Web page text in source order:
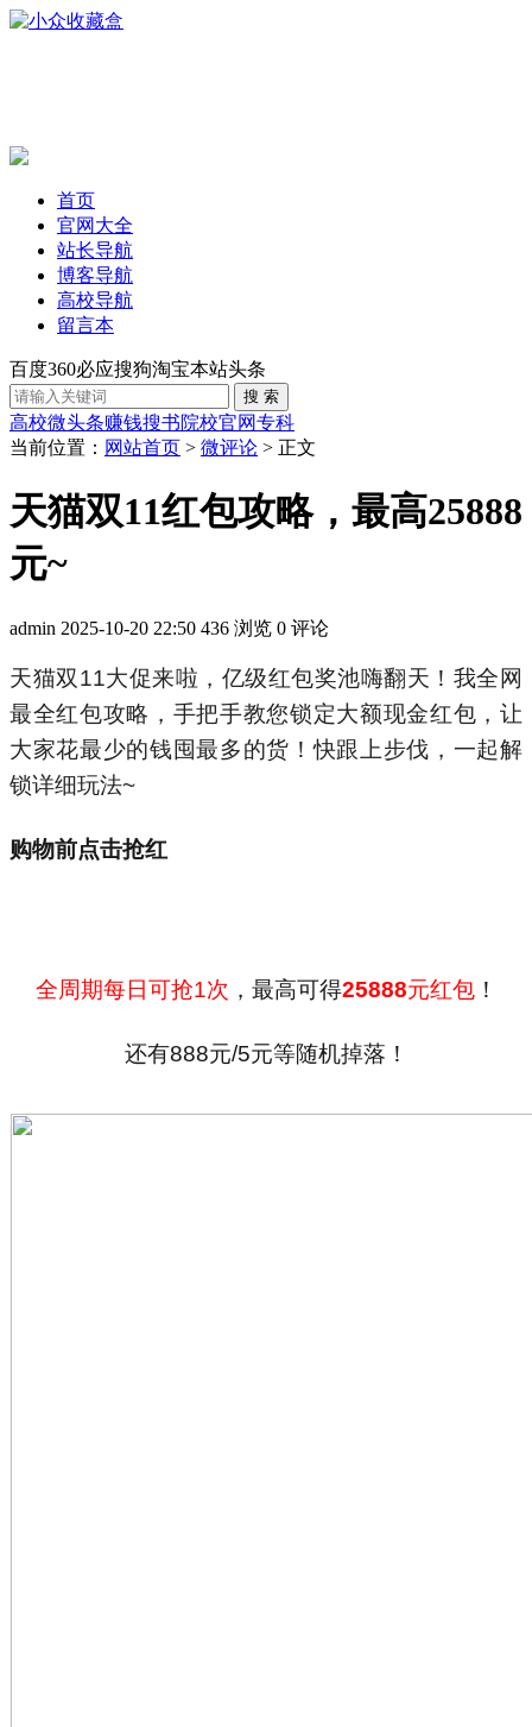
首页
官网大全
站长导航
博客导航
高校导航
留言本
百度360必应搜狗淘宝本站头条
高校微头条赚钱搜书院校官网专科
当前位置： 网站首页 > 微评论 > 正文
天猫双11红包攻略，最高25888
元~
admin 2025-10-20 22:50 436 浏览 0 评论
天猫双11大促来啦，亿级红包奖池嗨翻天！我全网
最全红包攻略，手把手教您锁定大额现金红包，让
大家花最少的钱囤最多的货！快跟上步伐，一起解
锁详细玩法~
购物前点击抢红
全周期每日可抢1次 ，最高可得25888元红包！
还有888元/5元等随机掉落！